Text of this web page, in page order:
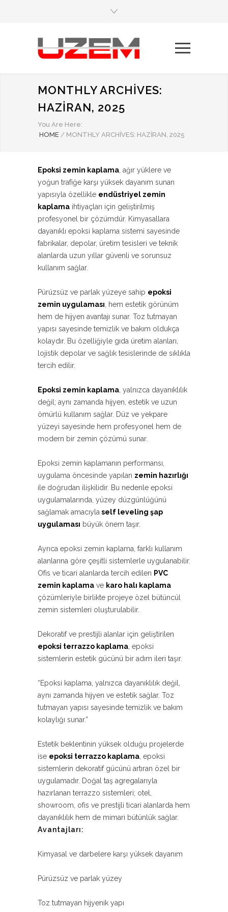
MONTHLY ARCHIVES:
HAZIRAN, 2025
You Are Here:
HOME / MONTHLY ARCHIVES: HAZIRAN, 2025
Epoksi zemin kaplama, ağır yüklere ve
yoğun trafiğe karşı yüksek dayanım sunan
yapısıyla özellikle endüstriyel zemin
kaplama ihtiyaçları için geliştirilmiş
profesyonel bir çözümdür. Kimyasallara
dayanıklı epoksi kaplama sistemi sayesinde
fabrikalar, depolar, üretim tesisleri ve teknik
alanlarda uzun yıllar güvenli ve sorunsuz
kullanım sağlar.
Pürüzsüz ve parlak yüzeye sahip epoksi
zemin uygulaması, hem estetik görünüm
hem de hijyen avantajı sunar. Toz tutmayan
yapısı sayesinde temizlik ve bakım oldukça
kolaydır. Bu özelliğiyle gıda üretim alanları,
lojistik depolar ve sağlık tesislerinde de sıklıkla
tercih edilir.
Epoksi zemin kaplama, yalnızca dayanıklılık
değil; aynı zamanda hijyen, estetik ve uzun
ömürlü kullanım sağlar. Düz ve yekpare
yüzeyi sayesinde hem profesyonel hem de
modern bir zemin çözümü sunar.
Epoksi zemin kaplamanın performansı,
uygulama öncesinde yapılan zemin hazırlığı
ile doğrudan ilişkilidir. Bu nedenle epoksi
uygulamalarında, yüzey düzgünlüğünü
sağlamak amacıylaself leveling şap
uygulaması büyük önem taşır.
Ayrıca epoksi zemin kaplama, farklı kullanım
alanlarına göre çeşitli sistemlerle uygulanabilir.
Ofis ve ticari alanlarda tercih edilen PVC
zemin kaplama ve karo halı kaplama
çözümleriyle birlikte projeye özel bütüncül
zemin sistemleri oluşturulabilir.
Dekoratif ve prestijli alanlar için geliştirilen
epoksi terrazzo kaplama, epoksi
sistemlerin estetik gücünü bir adım ileri taşır.
“Epoksi kaplama, yalnızca dayanıklılık değil,
aynı zamanda hijyen ve estetik sağlar. Toz
tutmayan yapısı sayesinde temizlik ve bakım
kolaylığı sunar.”
Estetik beklentinin yüksek olduğu projelerde
ise epoksi terrazzo kaplama, epoksi
sistemlerin dekoratif gücünü artıran özel bir
uygulamadır. Doğal taş agregalarıyla
hazırlanan terrazzo sistemleri; otel,
showroom, ofis ve prestijli ticari alanlarda hem
dayanıklılık hem de mimari bütünlük sağlar.
Avantajları:
Kimyasal ve darbelere karşı yüksek dayanım
Pürüzsüz ve parlak yüzey
Toz tutmayan hijyenik yapı